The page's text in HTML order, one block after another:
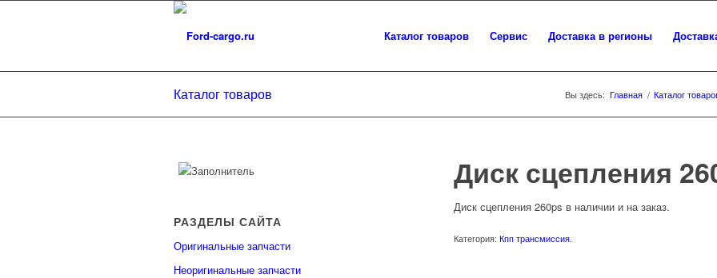
Каталог товаров Сервис Доставка в регионы
Каталог товаров Вы здесь: Главная / Каталог
РАЗДЕЛЫ САЙТА
Оригинальные запчасти
Неоригинальные запчасти
Диск сцепления
Диск сцепления 260ps в наличии и на заказ.
Категория:Кпп трансмиссия.